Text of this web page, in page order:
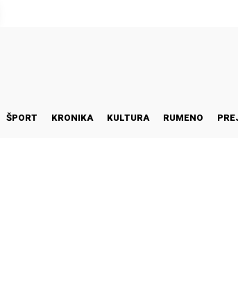
ŠPORT KRONIKA KULTURA RUMENO